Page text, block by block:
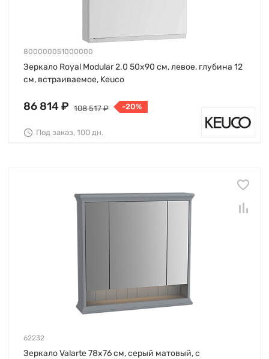
800000051000000
Зеркало Royal Modular 2.0 50х90 см, левое, глубина 12
см, встраиваемое, Keuco
86 814 ₽ 108 517 ₽ -20%
Под заказ, 100 дн.
62232
Зеркало Valarte 78х76 см, серый матовый, с